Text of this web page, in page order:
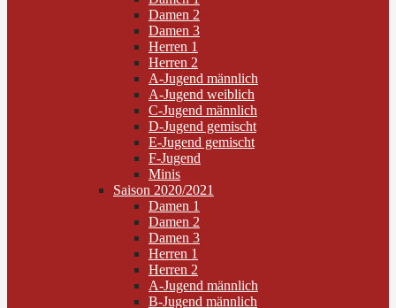
Damen 2
Damen 3
Herren 1
Herren 2
A-Jugend männlich
A-Jugend weiblich
C-Jugend männlich
D-Jugend gemischt
E-Jugend gemischt
F-Jugend
Minis
Saison 2020/2021
Damen 1
Damen 2
Damen 3
Herren 1
Herren 2
A-Jugend männlich
B-Jugend männlich